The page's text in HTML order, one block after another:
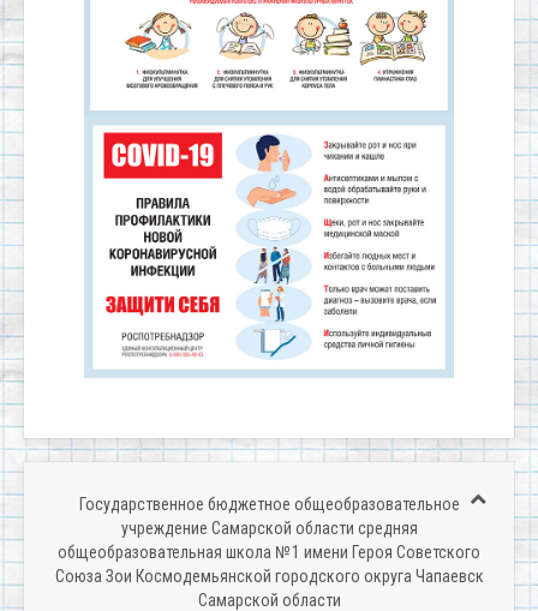
Государственное бюджетное общеобразовательное
учреждение Самарской области средняя
общеобразовательная школа № 1 имени Героя Советского
Союза Зои Космодемьянской городского округа Чапаевск
Самарской области